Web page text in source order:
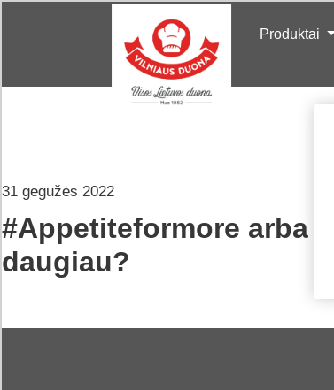
Produktai
31 gegužės 2022
#Appetiteformore arba
daugiau?